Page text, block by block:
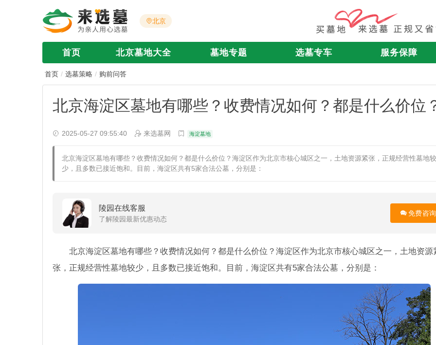
北京
首页 北京墓地大全 墓地专题 选墓专车 服务保障
首页 选墓策略 购前问答
北京海淀区墓地有哪些？收费情况如何？都是什么价位
2025-05-27 09:55:40 来选墓网 海淀墓地
北京海淀区墓地有哪些？收费情况如何？都是什么价位？海淀区作为北京市核心城区之一，土地资源紧张，正规经营性墓地较
少，且多数已接近饱和。目前，海淀区共有5家合法公墓，分别是：
陵园在线客服
了解陵园最新优惠动态
免费咨询
北京海淀区墓地有哪些？收费情况如何？都是什么价位？海淀区作为北京市核心城区之一，土地资源
张，正规经营性墓地较少，且多数已接近饱和。目前，海淀区共有5家合法公墓，分别是：